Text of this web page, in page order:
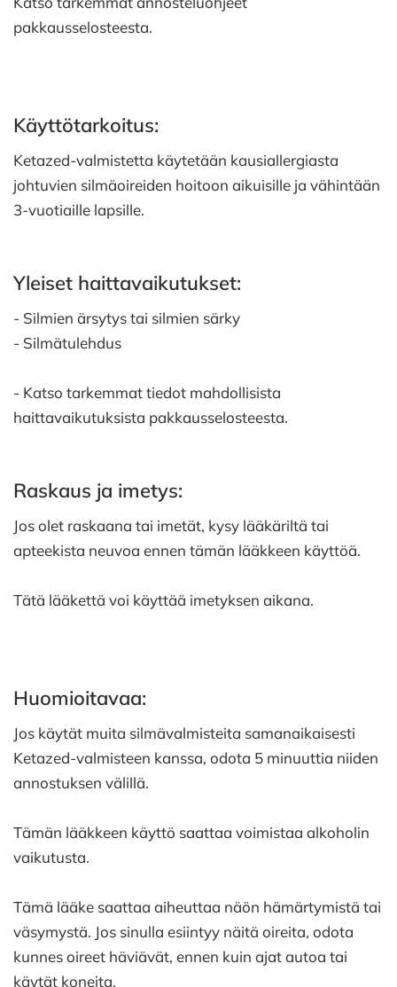
pakkausselosteesta.
Käyttötarkoitus:
Ketazed-valmistetta käytetään kausiallergiasta
johtuvien silmäoireiden hoitoon aikuisille ja vähintään
3-vuotiaille lapsille.
Yleiset haittavaikutukset:
- Silmien ärsytys tai silmien särky
- Silmätulehdus
- Katso tarkemmat tiedot mahdollisista
haittavaikutuksista pakkausselosteesta.
Raskaus ja imetys:
Jos olet raskaana tai imetät, kysy lääkäriltä tai
apteekista neuvoa ennen tämän lääkkeen käyttöä.
Tätä lääkettä voi käyttää imetyksen aikana.
Huomioitavaa:
Jos käytät muita silmävalmisteita samanaikaisesti
Ketazed-valmisteen kanssa, odota 5 minuuttia niiden
annostuksen välillä.
Tämän lääkkeen käyttö saattaa voimistaa alkoholin
vaikutusta.
Tämä lääke saattaa aiheuttaa näön hämärtymistä tai
väsymystä. Jos sinulla esiintyy näitä oireita, odota
kunnes oireet häviävät, ennen kuin ajat autoa tai
käytät koneita.